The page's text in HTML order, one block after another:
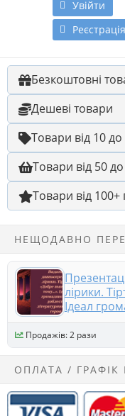
Увійти
Реєстрація
Безкоштовні
Дешеві товари
Товари від 10 до
Товари від 50
Товари від 100+
НЕЩОДАВНО
лірики.
Ідеал
Продажів: 2 рази
ОПЛАТА / ГРАФІК